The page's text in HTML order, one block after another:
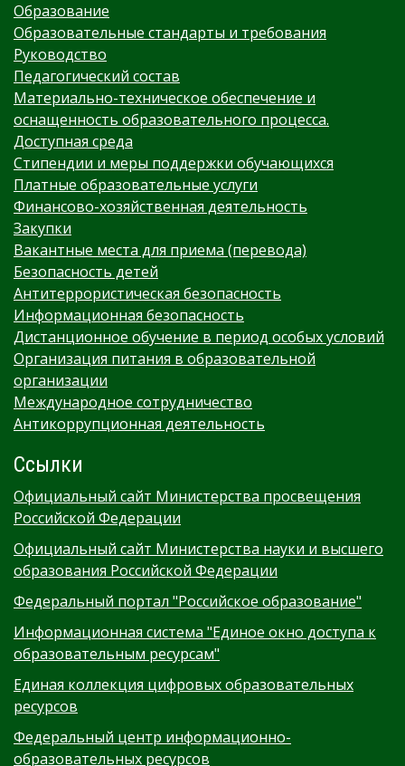
Образование
Образовательные стандарты и требования
Руководство
Педагогический состав
Материально-техническое обеспечение и
оснащенность образовательного процесса.
Доступная среда
Стипендии и меры поддержки обучающихся
Платные образовательные услуги
Финансово-хозяйственная деятельность
Закупки
Вакантные места для приема (перевода)
Безопасность детей
Антитеррористическая безопасность
Информационная безопасность
Дистанционное обучение в период особых условий
Организация питания в образовательной
организации
Международное сотрудничество
Антикоррупционная деятельность
Ссылки
Официальный сайт Министерства просвещения
Российской Федерации
Официальный сайт Министерства науки и высшего
образования Российской Федерации
Федеральный портал "Российское образование"
Информационная система "Единое окно доступа к
образовательным ресурсам"
Единая коллекция цифровых образовательных
ресурсов
Федеральный центр информационно-
образовательных ресурсов